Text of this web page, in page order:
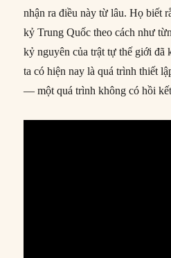
nhận ra điều này từ lâu. Họ biết
kỷ Trung Quốc theo cách như
kỷ nguyên của trật tự thế giới đã
ta có hiện nay là quá trình thiết
— một quá trình không có hồi